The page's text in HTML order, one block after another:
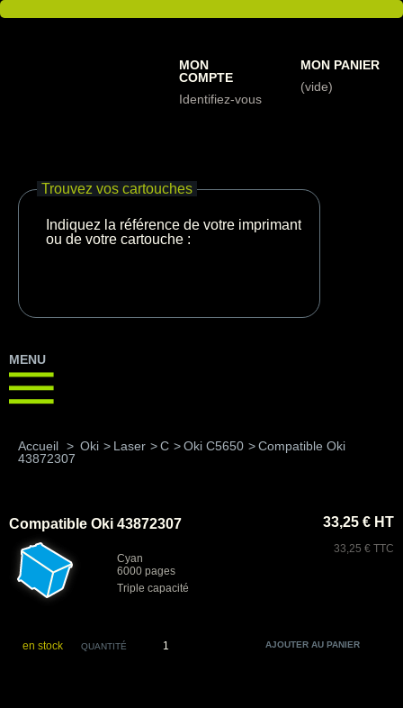
MON
COMPTE
Identifiez-vous
MON PANIER
(vide)
Trouvez vos cartouches
Indiquez la référence de votre imprimante
ou de votre cartouche :
MENU
Accueil > Oki > Laser >C >Oki C5650 >Compatible Oki
43872307
Compatible Oki 43872307
Cyan
6000 pages
Triple capacité
33,25 € HT
33,25 € TTC
en stock QUANTITÉ